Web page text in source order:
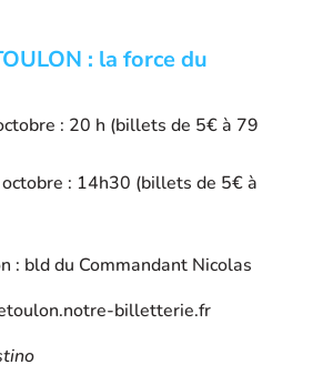
: la force du
: 20 h (billets de 5€ à 79
: 14h30 (billets de 5€ à
: bld du Commandant Nicolas
billetterie.fr